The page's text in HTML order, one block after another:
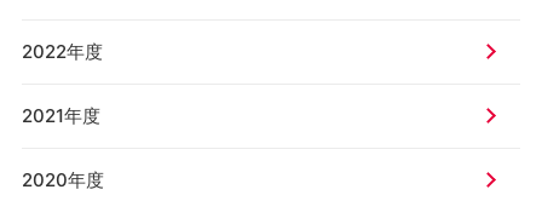
2022年度
2021年度
2020年度